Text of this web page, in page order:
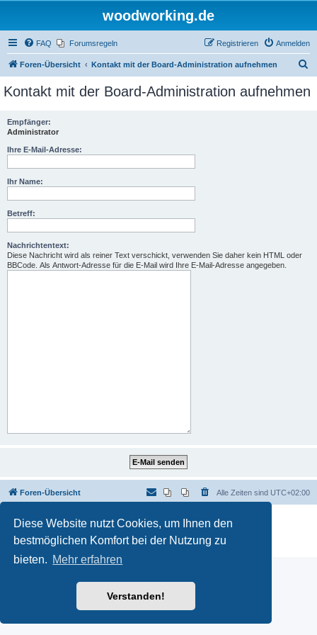
Diese Website nutzt Cookies, um Ihnen den
bestmöglichen Komfort bei der Nutzung zu
bieten. Mehr erfahren
Verstanden!
woodworking.de
FAQ Forumsregeln Anmelden
Registrieren
Foren-Übersicht Kontakt mit der Board-Administration aufnehmen
c
Kontakt mit der Board-Administration aufnehmen
Empfänger:
Administrator
Ihre E-Mail-Adresse:
Ihr Name:
Betreff:
Nachrichtentext:
Diese Nachricht wird als reiner Text verschickt, verwenden Sie daher kein HTML oder
BBCode. Als Antwort-Adresse für die E-Mail wird Ihre E-Mail-Adresse angegeben.
Foren-Übersicht Alle Zeiten sind UTC+02:00
Powered by phpBB
® Forum Software © phpBB Limited
Deutsche Übersetzung durch
Datenschutz|Nutzungsbedingungen